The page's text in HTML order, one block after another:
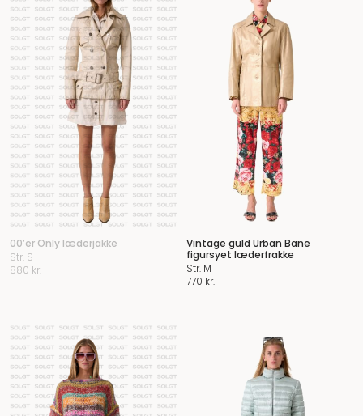
00’er Only læderjakke
Str. S
880 kr.
Vintage guld Urban Bane
figursyet læderfrakke
Str. M
770 kr.